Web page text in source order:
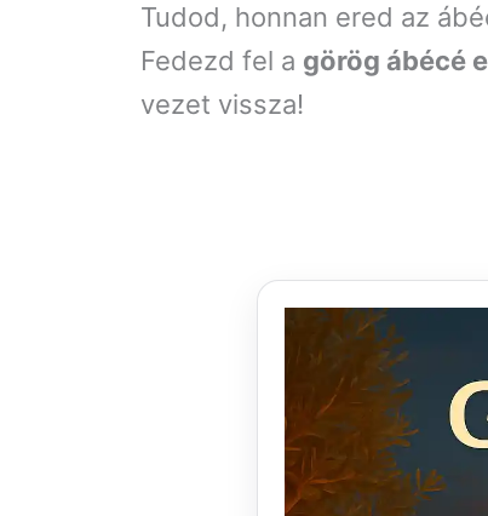
Tudod, honnan ered az
Fedezd fel a görög ábécé
vezet vissza!